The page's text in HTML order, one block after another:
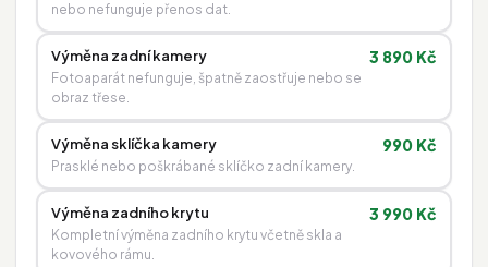
nebo nefunguje přenos dat.
Výměna zadní kamery
Fotoaparát nefunguje, špatně zaostřuje nebo se
obraz třese.
3 890 Kč
Výměna sklíčka kamery
Prasklé nebo poškrábané sklíčko zadní kamery.
990 Kč
Výměna zadního krytu
Kompletní výměna zadního krytu včetně skla a
kovového rámu.
3 990 Kč